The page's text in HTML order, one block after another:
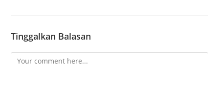
Tinggalkan Balasan
Comment